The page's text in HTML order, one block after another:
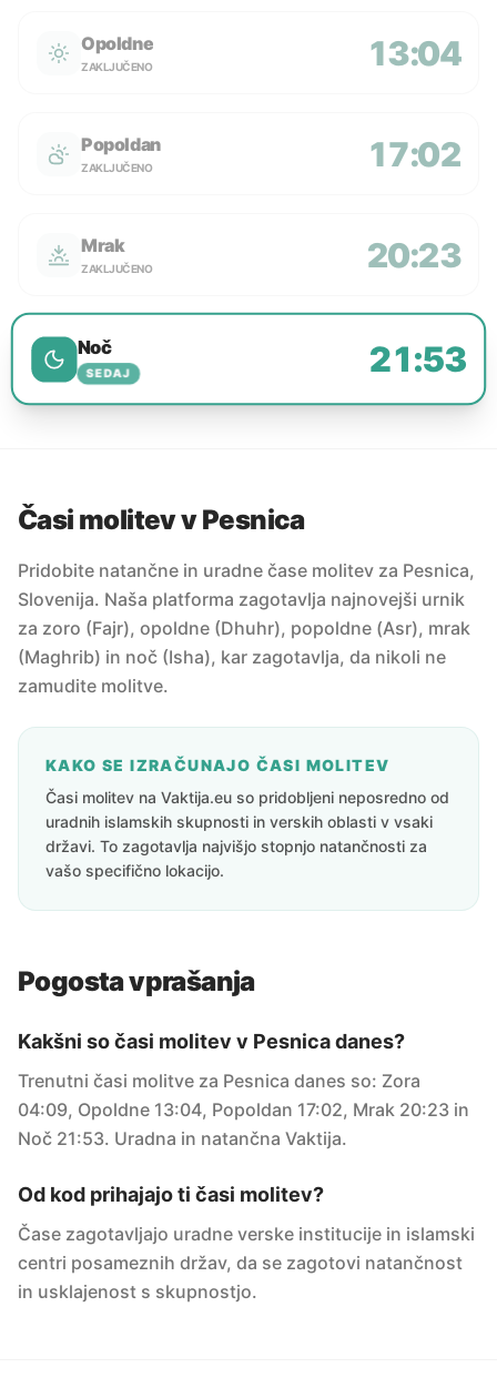
Opoldne
ZAKLJUČENO 13:04
Popoldan
ZAKLJUČENO 17:02
Mrak
ZAKLJUČENO 20:23
Noč
SEDAJ 21:53
Časi molitev v Pesnica
Pridobite natančne in uradne čase molitev za Pesnica,
Slovenija. Naša platforma zagotavlja najnovejši urnik
za zoro (Fajr), opoldne (Dhuhr), popoldne (Asr), mrak
(Maghrib) in noč (Isha), kar zagotavlja, da nikoli ne
zamudite molitve.
KAKO SE IZRAČUNAJO ČASI MOLITEV
Časi molitev na Vaktija.eu so pridobljeni neposredno od
uradnih islamskih skupnosti in verskih oblasti v vsaki
državi. To zagotavlja najvišjo stopnjo natančnosti za
vašo specifično lokacijo.
Pogosta vprašanja
Kakšni so časi molitev v Pesnica danes?
Trenutni časi molitve za Pesnica danes so: Zora
04:09, Opoldne 13:04, Popoldan 17:02, Mrak 20:23 in
Noč 21:53. Uradna in natančna Vaktija.
Od kod prihajajo ti časi molitev?
Čase zagotavljajo uradne verske institucije in islamski
centri posameznih držav, da se zagotovi natančnost
in usklajenost s skupnostjo.